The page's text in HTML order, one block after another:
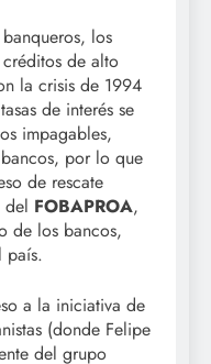
los
de alto
la crisis de 1994
de interés se
impagables,
por lo que
de rescate
del FOBAPROA,
de los bancos,
país.
a la iniciativa de
(donde Felipe
del grupo